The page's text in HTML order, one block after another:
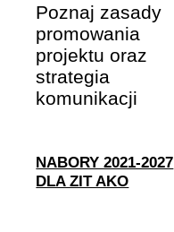
Poznaj zasady
promowania
projektu oraz
strategia
komunikacji
NABORY 2021-2027
DLA ZIT AKO